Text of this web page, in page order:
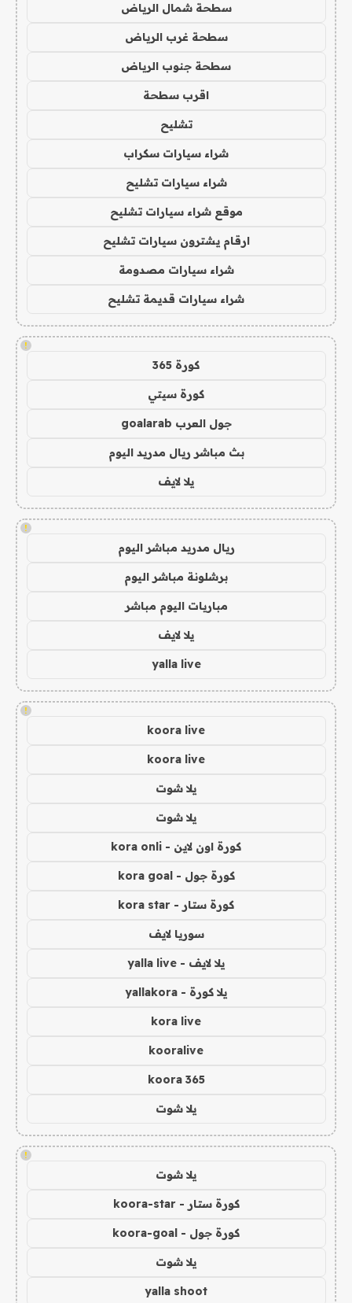
سطحة شمال الرياض
سطحة غرب الرياض
سطحة جنوب الرياض
اقرب سطحة
تشليح
شراء سيارات سكراب
شراء سيارات تشليح
موقع شراء سيارات تشليح
ارقام يشترون سيارات تشليح
شراء سيارات مصدومة
شراء سيارات قديمة تشليح
!
كورة 365
كورة سيتي
جول العرب goalarab
بث مباشر ريال مدريد اليوم
يلا لايف
!
ريال مدريد مباشر اليوم
برشلونة مباشر اليوم
مباريات اليوم مباشر
يلا لايف
yalla live
!
koora live
koora live
يلا شوت
يلا شوت
كورة اون لاين - kora onli
كورة جول - kora goal
كورة ستار - kora star
سوريا لايف
يلا لايف - yalla live
يلا كورة - yallakora
kora live
kooralive
koora 365
يلا شوت
!
يلا شوت
كورة ستار - koora-star
كورة جول - koora-goal
يلا شوت
yalla shoot